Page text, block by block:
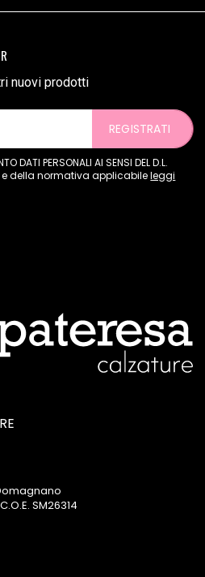
nuovi prodotti
REGISTRATI
DATI PERSONALI AI SENSI DEL D.L.
e della normativa applicabileleggi
SM26314